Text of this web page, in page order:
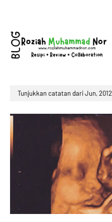
Tunjukkan catatan dari Jun, 2012